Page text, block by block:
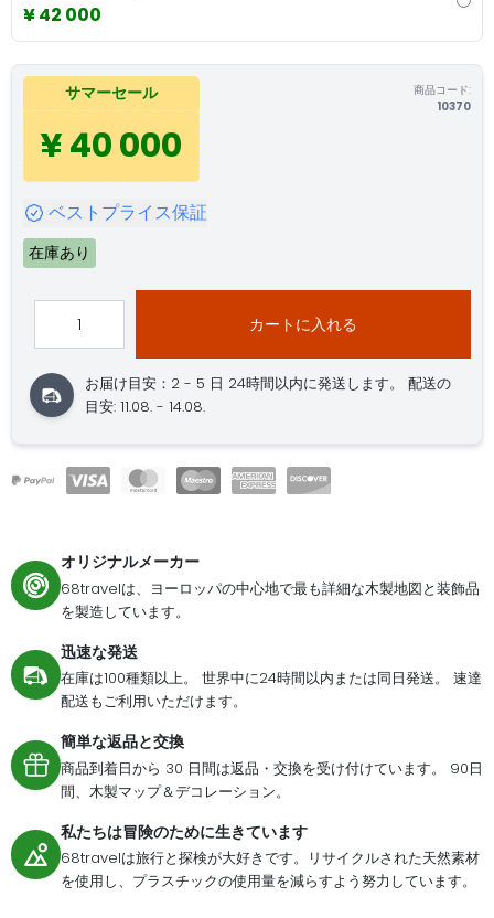
¥ 42 000
サマーセール
¥ 40 000
商品コード:
10370
ベストプライス保証
在庫あり
カートに入れる
お届け目安：2 - 5 日 24時間以内に発送します。配送の
目安: 11.08. - 14.08.
オリジナルメーカー
68travelは、ヨーロッパの中心地で最も詳細な木製地図と装飾品
を製造しています。
迅速な発送
在庫は100種類以上。 世界中に24時間以内または同日発送。 速達
配送もご利用いただけます。
簡単な返品と交換
商品到着日から 30 日間は返品・交換を受け付けています。 90日
間、木製マップ＆デコレーション。
私たちは冒険のために生きています
68travelは旅行と探検が大好きです。リサイクルされた天然素材
を使用し、プラスチックの使用量を減らすよう努力しています。